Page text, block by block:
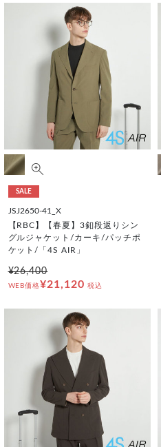
SALE
JSJ2650-41_X
【RBC】【春夏】3釦段返りシン
グルジャケット/カーキ/パッチポ
ケット/「4S AIR」
¥26,400
WEB価格¥21,120 税込